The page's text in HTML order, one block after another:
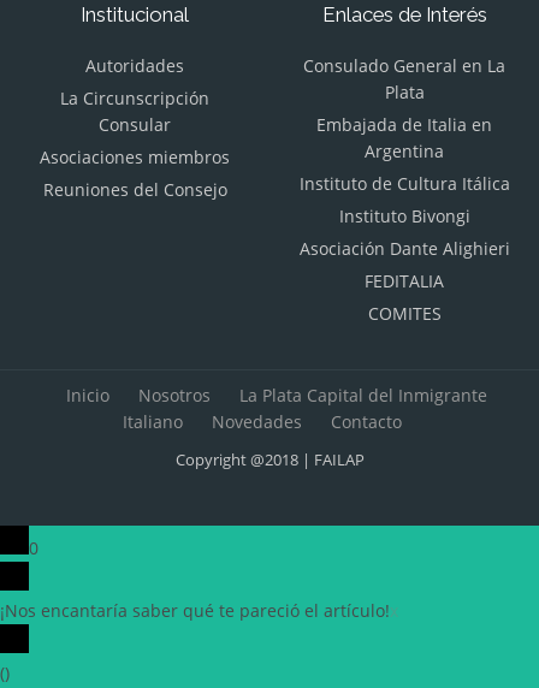
Institucional
Autoridades
La Circunscripción
Consular
Asociaciones miembros
Reuniones del Consejo
Enlaces de Interés
Consulado General en La
Plata
Embajada de Italia en
Argentina
Instituto de Cultura Itálica
Instituto Bivongi
Asociación Dante Alighieri
FEDITALIA
COMITES
Inicio Nosotros
La Plata Capital del Inmigrante
Italiano
Novedades Contacto
Copyright @2018 | FAILAP
0
¡Nos encantaría saber qué te pareció el artículo!x
()